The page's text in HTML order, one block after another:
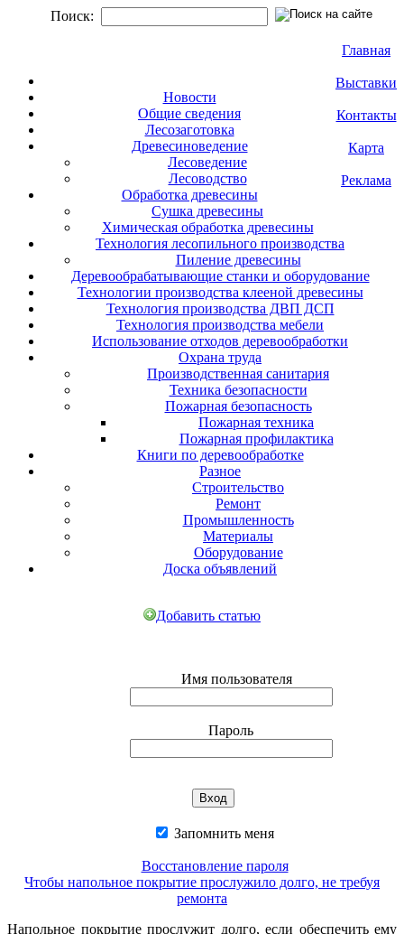
Поиск:
Главная
Выставки
Контакты
Карта
Реклама
Новости
Общие сведения
Лесозаготовка
Древесиноведение
Лесоведение
Лесоводство
Обработка древесины
Сушка древесины
Химическая обработка древесины
Технология лесопильного производства
Пиление древесины
Деревообрабатывающие станки и оборудование
Технологии производства клееной древесины
Технология производства ДВП ДСП
Технология производства мебели
Использование отходов деревообработки
Охрана труда
Производственная санитария
Техника безопасности
Пожарная безопасность
Пожарная техника
Пожарная профилактика
Книги по деревообработке
Разное
Строительство
Ремонт
Промышленность
Материалы
Оборудование
Доска объявлений
Добавить статью
Имя пользователя
Пароль
Запомнить меня
Восстановление пароля
Чтобы напольное покрытие прослужило долго, не требуя
ремонта
Напольное покрытие прослужит долго, если обеспечить ему